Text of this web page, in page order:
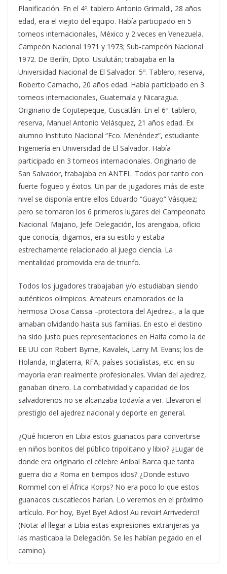
Planificación. En el 4º. tablero Antonio Grimaldi, 28 años
edad, era el viejito del equipo. Había participado en 5
torneos internacionales, México y 2 veces en Venezuela.
Campeón Nacional 1971 y 1973; Sub-campeón Nacional
1972. De Berlín, Dpto. Usulután; trabajaba en la
Universidad Nacional de El Salvador. 5º. Tablero, reserva,
Roberto Camacho, 20 años edad. Había participado en 3
torneos internacionales, Guatemala y Nicaragua.
Originario de Cojutepeque, Cuscatlán. En el 6º. tablero,
reserva, Manuel Antonio Velásquez, 21 años edad. Ex
alumno Instituto Nacional “Fco. Menéndez”, estudiante
Ingeniería en Universidad de El Salvador. Había
participado en 3 torneos internacionales. Originario de
San Salvador, trabajaba en ANTEL. Todos por tanto con
fuerte fogueo y éxitos. Un par de jugadores más de este
nivel se disponía entre ellos Eduardo “Guayo” Vásquez;
pero se tomaron los 6 primeros lugares del Campeonato
Nacional. Majano, Jefe Delegación, los arengaba, oficio
que conocía, digamos, era su estilo y estaba
estrechamente relacionado al juego ciencia. La
mentalidad promovida era de triunfo.
Todos los jugadores trabajaban y/o estudiaban siendo
auténticos olímpicos. Amateurs enamorados de la
hermosa Diosa Caissa –protectora del Ajedrez-, a la que
amaban olvidando hasta sus familias. En esto el destino
ha sido justo pues representaciones en Haifa como la de
EE UU con Robert Byrne, Kavalek, Larry M. Evans; los de
Holanda, Inglaterra, RFA, países socialistas, etc. en su
mayoría eran realmente profesionales. Vivían del ajedrez,
ganaban dinero. La combatividad y capacidad de los
salvadoreños no se alcanzaba todavía a ver. Elevaron el
prestigio del ajedrez nacional y deporte en general.
¿Qué hicieron en Libia estos guanacos para convertirse
en niños bonitos del público tripolitano y libio? ¿Lugar de
donde era originario el célebre Aníbal Barca que tanta
guerra dio a Roma en tiempos idos? ¿Donde estuvo
Rommel con el África Korps? No era poco lo que estos
guanacos cuscatlecos harían. Lo veremos en el próximo
artículo. Por hoy, Bye! Bye! Adios! Au revoir! Arrivederci!
(Nota: al llegar a Libia estas expresiones extranjeras ya
las masticaba la Delegación. Se les habían pegado en el
camino).